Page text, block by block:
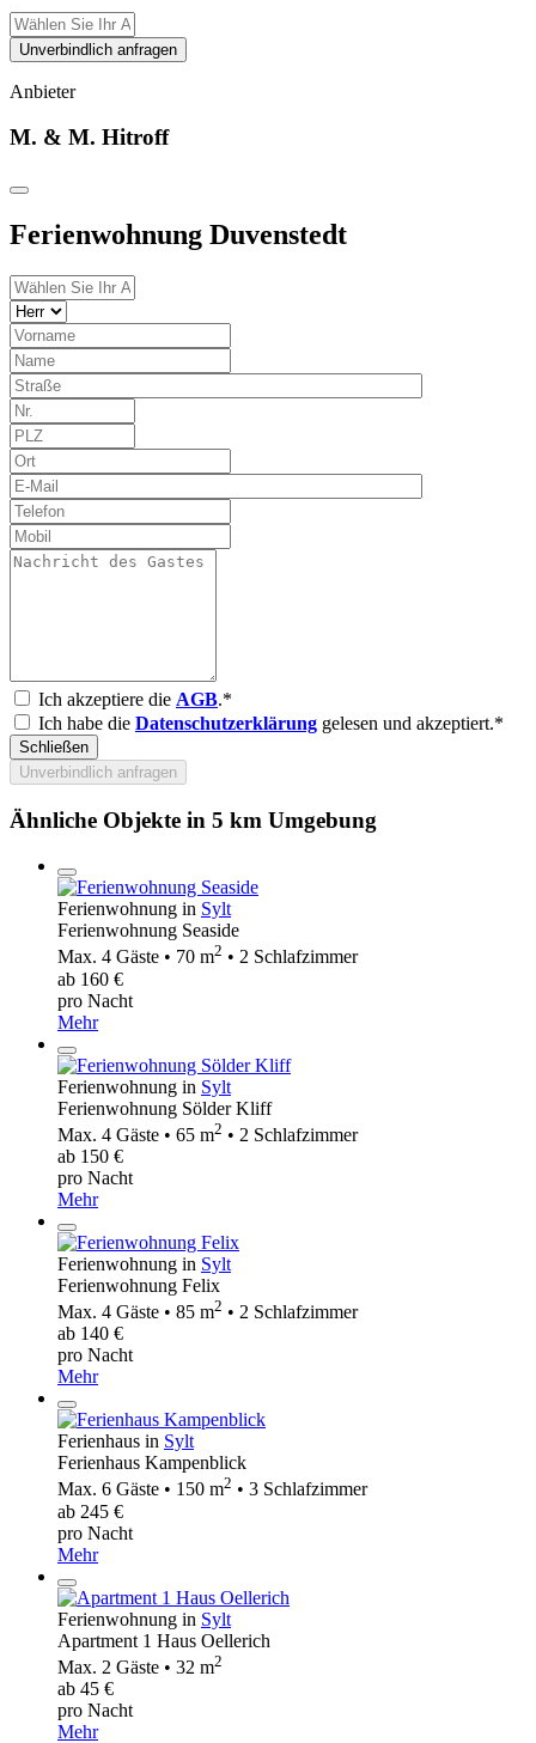
Unverbindlich anfragen
Anbieter
M. & M. Hitroff
Ferienwohnung Duvenstedt
Ich akzeptiere die AGB.*
Ich habe die Datenschutzerklärung gelesen und akzeptiert.*
Schließen
Unverbindlich anfragen
Ähnliche Objekte in 5 km Umgebung
Ferienwohnung in Sylt
Ferienwohnung Seaside
Max. 4 Gäste • 70 m2 • 2 Schlafzimmer
ab 160 €
pro Nacht
Mehr
Ferienwohnung in Sylt
Ferienwohnung Sölder Kliff
Max. 4 Gäste • 65 m2 • 2 Schlafzimmer
ab 150 €
pro Nacht
Mehr
Ferienwohnung in Sylt
Ferienwohnung Felix
Max. 4 Gäste • 85 m2 • 2 Schlafzimmer
ab 140 €
pro Nacht
Mehr
Ferienhaus in Sylt
Ferienhaus Kampenblick
Max. 6 Gäste • 150 m2 • 3 Schlafzimmer
ab 245 €
pro Nacht
Mehr
Ferienwohnung in Sylt
Apartment 1 Haus Oellerich
Max. 2 Gäste • 32 m2
ab 45 €
pro Nacht
Mehr